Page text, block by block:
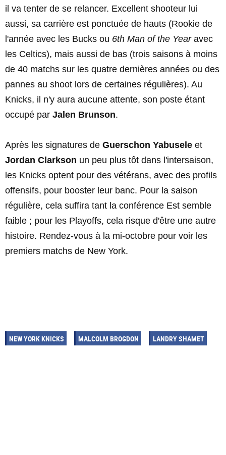
il va tenter de se relancer. Excellent shooteur lui
aussi, sa carrière est ponctuée de hauts (Rookie de
l'année avec les Bucks ou 6th Man of the Yearavec
les Celtics), mais aussi de bas (trois saisons à moins
de 40 matchs sur les quatre dernières années ou des
pannes au shoot lors de certaines régulières). Au
Knicks, il n'y aura aucune attente, son poste étant
occupé par Jalen Brunson.
Après les signatures de Guerschon Yabusele et
Jordan Clarkson un peu plus tôt dans l'intersaison,
les Knicks optent pour des vétérans, avec des profils
offensifs, pour booster leur banc. Pour la saison
régulière, cela suffira tant la conférence Est semble
faible ; pour les Playoffs, cela risque d'être une autre
histoire. Rendez-vous à la mi-octobre pour voir les
premiers matchs de New York.
NEW YORK KNICKS MALCOLM BROGDON LANDRY SHAMET